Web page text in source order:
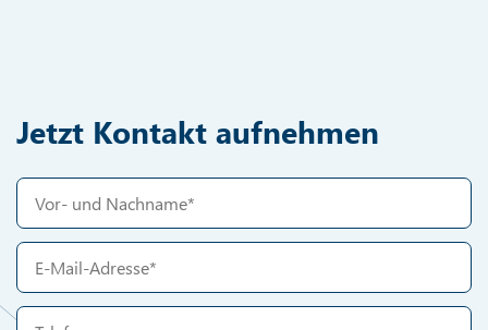
Jetzt Kontakt aufnehmen